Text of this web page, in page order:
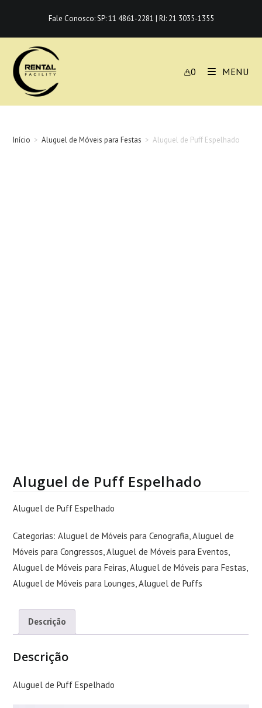
o
conteúdo
Fale Conosco:SP: 11 4861-2281 | RJ: 21 3035-1355
0 MENU
Início > Aluguel de Móveis para Festas > Aluguel de Puff Espelhado
Aluguel de Puff Espelhado
Aluguel de Puff Espelhado
Categorias:Aluguel de Móveis para Cenografia,Aluguel de
Móveis para Congressos,Aluguel de Móveis para Eventos,
Aluguel de Móveis para Feiras,Aluguel de Móveis para Festas,
Aluguel de Móveis para Lounges,Aluguel de Puffs
Descrição
Descrição
Aluguel de Puff Espelhado